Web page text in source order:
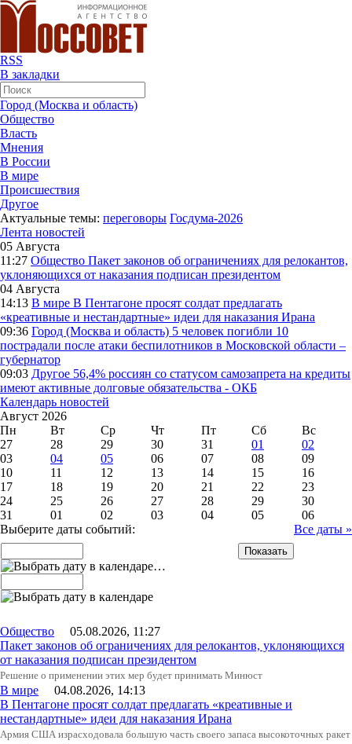
RSS
В закладки
Город (Москва и область)
Общество
Власть
Мнения
В России
В мире
Происшествия
Другое
Актуальные темы: переговоры Госдума-2026
Лента новостей
05 Августа
11:27 Общество Пакет законов об ограничениях для релокантов,
уклоняющихся от наказания подписан президентом
04 Августа
14:13 В мире В Пентагоне просят солдат предлагать
«креативные и нестандартные» идеи для наказания Ирана
09:36 Город (Москва и область) 5 человек погибли 10
пострадали после атаки беспилотников в Московской области –
губернатор
09:03 Другое 56,4% россиян со статусом самозапрета на кредиты
имеют активные долговые обязательства - ОКБ
Календарь новостей
Август 2026
Пн
Вт Ср Чт Пт Сб
Вс
27
28 29 30 31 01
02
03
04 05 06 07 08
09
10
11 12 13 14 15
16
17
18 19 20 21 22
23
24
25 26 27 28 29
30
31
01 02 03 04 05
06
Все даты »
Выберите даты событий:
…
Общество 05.08.2026, 11:27
Пакет законов об ограничениях для релокантов, уклоняющихся
от наказания подписан президентом
Решение о применении этих мер будет принимать Минюст
В мире 04.08.2026, 14:13
В Пентагоне просят солдат предлагать «креативные и
нестандартные» идеи для наказания Ирана
Армия США израсходовала большую часть своего запаса высокоточных ракет